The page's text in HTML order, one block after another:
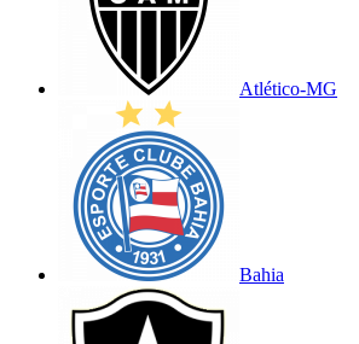
Atlético-MG
Bahia